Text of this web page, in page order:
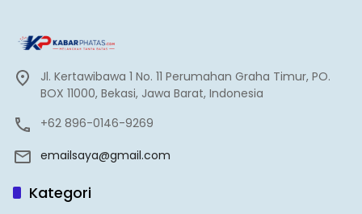
Jl. Kertawibawa 1 No. 11 Perumahan Graha Timur, PO.
BOX 11000, Bekasi, Jawa Barat, Indonesia
+62 896-0146-9269
emailsaya@gmail.com
Kategori